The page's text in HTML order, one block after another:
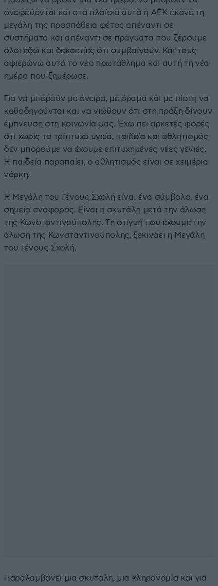
ονειρεύονται και στα πλαίσια αυτά η ΑΕΚ έκανε τη
μεγάλη της προσπάθεια φέτος απέναντι σε
συστήματα και απέναντι σε πράγματα που ξέρουμε
όλοι εδώ και δεκαετίες ότι συμβαίνουν. Και τους
αφιερώνω αυτό το νέο πρωτάθλημα και αυτή τη νέα
ημέρα που ξημέρωσε.
Για να μπορούν με όνειρα, με όραμα και με πίστη να
καθοδηγούνται και να νιώθουν ότι στη πράξη δίνουν
έμπνευση στη κοινωνία μας. Έχω πει αρκετές φορές
ότι χωρίς το τρίπτυχο υγεία, παιδεία και αθλητισμός
δεν μπορούμε να έχουμε επιτυχημένες νέες γενιές.
Η παιδεία παραπαίει, ο αθλητισμός είναι σε χειμέρια
νάρκη.
Η Μεγάλη του Γένους Σχολή είναι ένα σύμβολο, ένα
σημείο αναφοράς. Είναι η σκυτάλη μετά την άλωση
της Κωνσταντινούπολης. Τη στιγμή που έχουμε την
άλωση της Κωνσταντινούπολης, ξεκινάει η Μεγάλη
του Γένους Σχολή.
Παραλαμβάνει μια σκυτάλη, μια κληρονομία και για